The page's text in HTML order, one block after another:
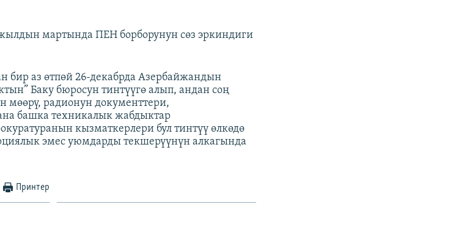
мартында ПЕН борборунун сөз эркиндиги
бир аз өтпөй 26-декабрда Азербайжандын
Баку бюросун тинтүүгө алып, андан соң
мөөрү, радионун документтери,
башка техникалык жабдыктар
кызматкерлери бул тинтүү өлкөдө
эмес уюмдарды текшерүүнүн алкагында
Принтер